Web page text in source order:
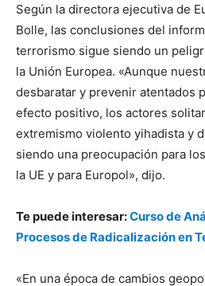
WITH 🇪🇺 LAW
ARRESTING 388
TERRORISM-
2021.
DOWNLOAD
⤵️ HTTPS://T.CO/
— Europol (@Europol)
Según la directora ejecutiva de
Bolle, las conclusiones del
terrorismo sigue siendo un
la Unión Europea. «Aunque
desbaratar y prevenir atentados
efecto positivo, los actores
extremismo violento yihadista y
siendo una preocupación para
la UE y para Europol», dijo.
Te puede interesar:Curso de
Procesos de Radicalización en
«En una época de cambios